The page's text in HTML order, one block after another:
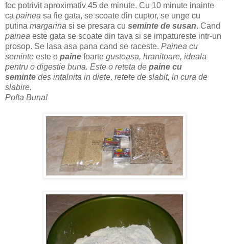
foc potrivit aproximativ 45 de minute. Cu 10 minute inainte
ca painea sa fie gata, se scoate din cuptor, se unge cu
putina margarina si se presara cu seminte de susan. Cand
painea este gata se scoate din tava si se impatureste intr-un
prosop. Se lasa asa pana cand se raceste. Painea cu
seminte este o paine foarte gustoasa, hranitoare, ideala
pentru o digestie buna. Este o reteta de paine cu
seminte des intalnita in diete, retete de slabit, in cura de
slabire.
Pofta Buna!